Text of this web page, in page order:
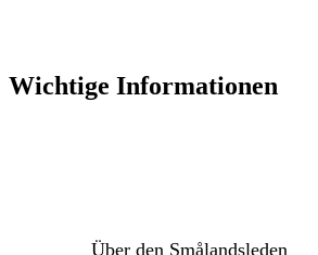
Wichtige Informationen
Über den Smålandsleden